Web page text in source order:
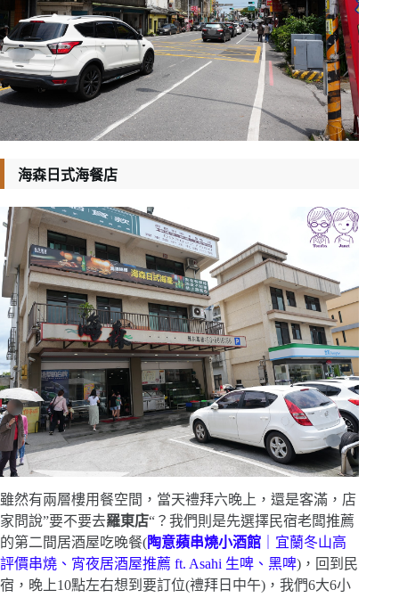
海森日式海餐店
雖然有兩層樓用餐空間，當天禮拜六晚上，還是客滿，店
家問說”要不要去羅東店“？我們則是先選擇民宿老闆推薦
的第二間居酒屋吃晚餐(陶意蘋串燒小酒館 ｜宜蘭冬山高
評價串燒、宵夜居酒屋推薦 ft. Asahi 生啤、黑啤)，回到民
宿，晚上10點左右想到要訂位(禮拜日中午)，我們6大6小